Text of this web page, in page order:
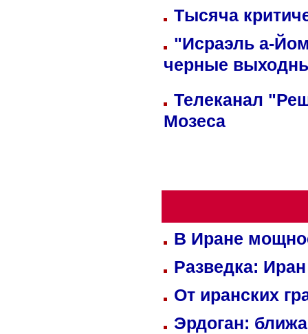
Тысяча
"Исраэль а-
черные
Телеканал
Мозеса
В Иране
Разведка:
От иранских
Эрдоган: